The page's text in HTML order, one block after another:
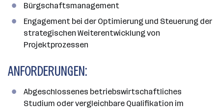
Bürgschaftsmanagement
Engagement bei der Optimierung und Steuerung der
strategischen Weiterentwicklung von
Projektprozessen
ANFORDERUNGEN:
Abgeschlossenes betriebswirtschaftliches
Studium oder vergleichbare Qualifikation im